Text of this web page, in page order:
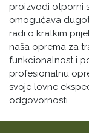
proizvodi otporni
omogućava
radi o kratkim
naša oprema za
funkcionalnost i
profesionalnu
svoje lovne
odgovornosti.